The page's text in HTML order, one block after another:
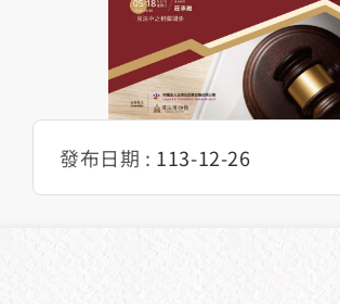
114年度法扶學堂講座
發布日期 : 113-12-26